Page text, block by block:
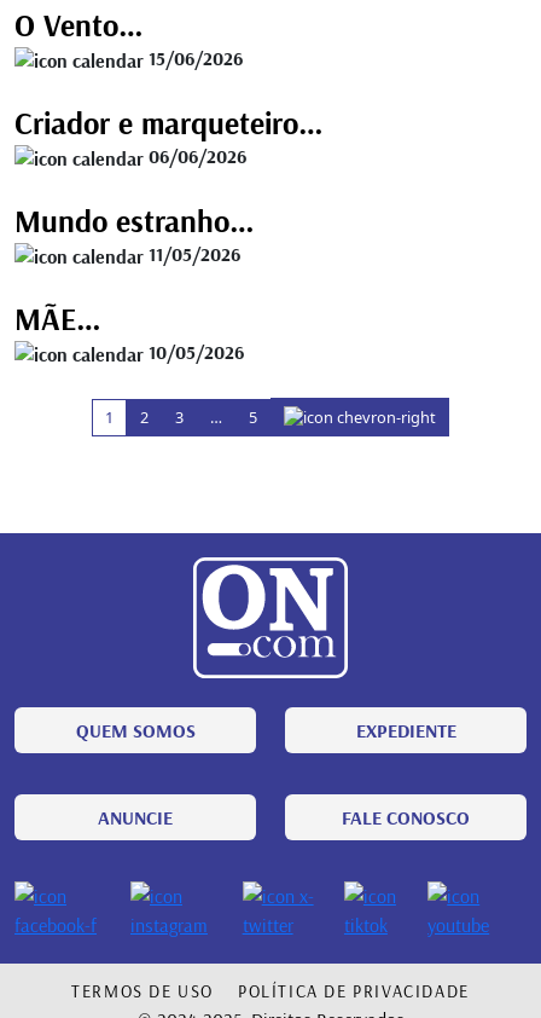
O Vento…
15/06/2026
Criador e marqueteiro…
06/06/2026
Mundo estranho…
11/05/2026
MÃE…
10/05/2026
1 2 3 … 5
QUEM SOMOS EXPEDIENTE
ANUNCIE FALE CONOSCO
TERMOS DE USO POLÍTICA DE PRIVACIDADE